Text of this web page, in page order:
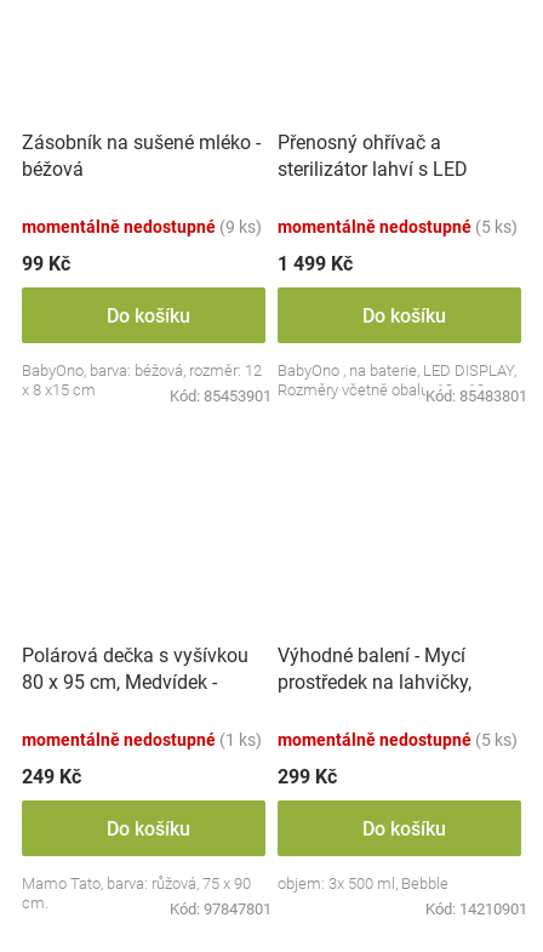
Zásobník na sušené mléko -
béžová
momentálně nedostupné (9 ks)
99 Kč
Do košíku
BabyOno, barva: béžová, rozměr: 12
x 8 x15 cm
Kód: 85453901
Přenosný ohřívač a
sterilizátor lahví s LED
momentálně nedostupné (5 ks)
1 499 Kč
Do košíku
BabyOno , na baterie, LED DISPLAY,
Rozměry včetně obalu: 19 x 13 cm.
Kód: 85483801
Polárová dečka s vyšívkou
80 x 95 cm, Medvídek -
momentálně nedostupné (1 ks)
249 Kč
Do košíku
Mamo Tato, barva: růžová, 75 x 90
cm.
Kód: 97847801
Výhodné balení - Mycí
prostředek na lahvičky,
momentálně nedostupné (5 ks)
299 Kč
Do košíku
objem: 3x 500 ml, Bebble
Kód: 14210901